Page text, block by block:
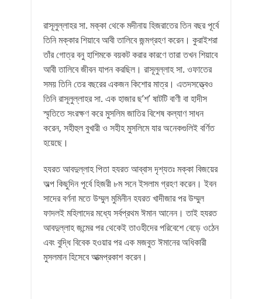
রাসূলুল্লাহর সা. মক্কা থেকে মদীনায় হিজরাতের তিন বছর পূর্বে
তিনি মক্কার শিয়াবে আবী তালিবে জন্মগ্রহণ করেন। কুরাইশরা
তাঁর গোত্র বনু হাশিমকে বয়কট করার কারণে তারা তখন শিয়াবে
আবী তালিবে জীবন যাপন করছিল। রাসূলুল্লাহ সা. ওফাতের
সময় তিনি তের বছরের একজন কিশোর মাত্র। এতদসত্ত্বেও
তিনি রাসূলুল্লাহর সা. এক হাজার ছ’শ’ ষাটটি বাণী বা হাদীস
স্মৃতিতে সংরক্ষণ করে মুসলিম জাতির বিশেষ কল্যাণ সাধন
করেন, সহীহুল বুখারী ও সহীহ মুসলিমে যার অনেকগুলিই বর্ণিত
হয়েছে।
হযরত আবদুল্লাহ পিতা হযরত আব্বাস দৃশ্যতঃ মক্কা বিজয়ের
অল্প কিছুদিন পূর্বে হিজরী ৮ম সনে ইসলাম গ্রহণ করেন। ইবন
সাদের বর্ণনা মতে উম্মুল মুমিনীন হযরত খাদীজার পর উম্মুল
ফাদলই মহিলাদের মধ্যে সর্বপ্রথম ঈমান আনেন। তাই হযরত
আবদুল্লাহ জন্মের পর থেকেই তাওহীদের পরিবেশে বেড়ে ওঠেন
এবং বুদ্ধি বিবেক হওয়ার পর এক মজবুত ঈমানের অধিকারী
মুসলমান হিসেবে আত্মপ্রকাশ করেন।